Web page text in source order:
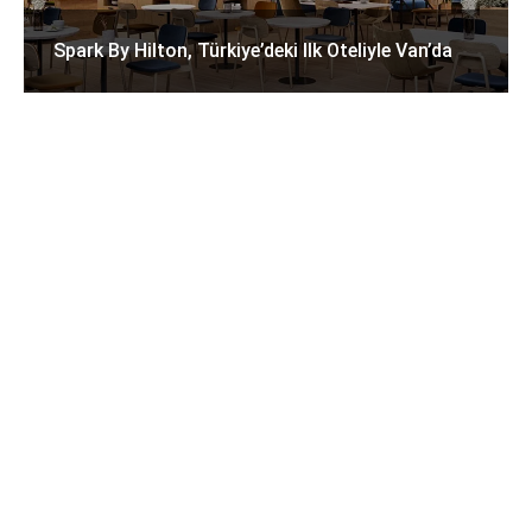
Spark By Hilton, Türkiye’deki Ilk Oteliyle Van’da